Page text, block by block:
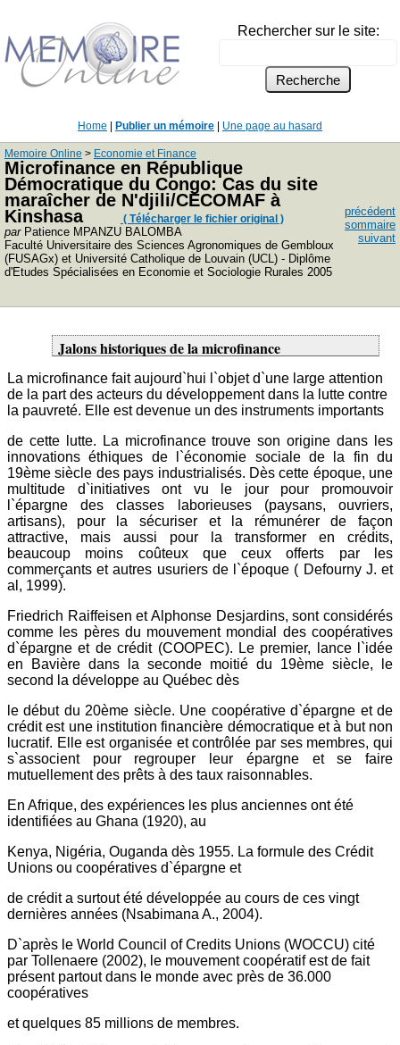
Rechercher sur le site:
Home Publier un mémoire Une page au hasard
Memoire Online > Economie et Finance
Microfinance en République
Démocratique du Congo: Cas du site
maraîcher de N'djili/CECOMAF à
Kinshasa
( Télécharger le fichier original )
parPatience MPANZU BALOMBA
Faculté Universitaire des Sciences Agronomiques de Gembloux
(FUSAGx) et Université Catholique de Louvain (UCL) - Diplôme
d'Etudes Spécialisées en Economie et Sociologie Rurales 2005
précédent
sommaire
suivant
Jalons historiques de la microfinance
La microfinance fait aujourd`hui l`objet d`une large attention
de la part des acteurs du développement dans la lutte contre
la pauvreté. Elle est devenue un des instruments importants
de cette lutte. La microfinance trouve son origine dans les
innovations éthiques de l`économie sociale de la fin du
19ème siècle des pays industrialisés. Dès cette époque, une
multitude d`initiatives ont vu le jour pour promouvoir
l`épargne des classes laborieuses (paysans, ouvriers,
artisans), pour la sécuriser et la rémunérer de façon
attractive, mais aussi pour la transformer en crédits,
beaucoup moins coûteux que ceux offerts par les
commerçants et autres usuriers de l`époque ( Defourny J. et
al, 1999).
Friedrich Raiffeisen et Alphonse Desjardins, sont considérés
comme les pères du mouvement mondial des coopératives
d`épargne et de crédit (COOPEC). Le premier, lance l`idée
en Bavière dans la seconde moitié du 19ème siècle, le
second la développe au Québec dès
le début du 20ème siècle. Une coopérative d`épargne et de
crédit est une institution financière démocratique et à but non
lucratif. Elle est organisée et contrôlée par ses membres, qui
s`associent pour regrouper leur épargne et se faire
mutuellement des prêts à des taux raisonnables.
En Afrique, des expériences les plus anciennes ont été
identifiées au Ghana (1920), au
Kenya, Nigéria, Ouganda dès 1955. La formule des Crédit
Unions ou coopératives d`épargne et
de crédit a surtout été développée au cours de ces vingt
dernières années (Nsabimana A., 2004).
D`après le World Council of Credits Unions (WOCCU) cité
par Tollenaere (2002), le mouvement coopératif est de fait
présent partout dans le monde avec près de 36.000
coopératives
et quelques 85 millions de membres.